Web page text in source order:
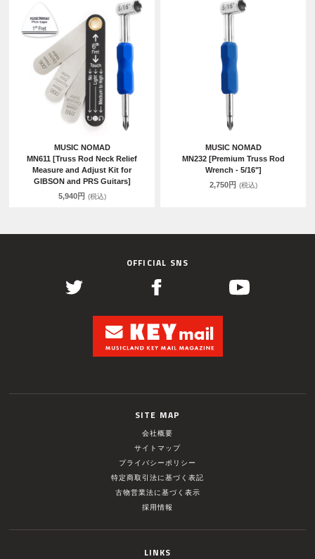
MUSIC NOMAD
MN611 [Truss Rod Neck Relief
Measure and Adjust Kit for
GIBSON and PRS Guitars]
5,940円 (税込)
MUSIC NOMAD
MN232 [Premium Truss Rod
Wrench - 5/16"]
2,750円 (税込)
OFFICIAL SNS
SITE MAP
会社概要
サイトマップ
プライバシーポリシー
特定商取引法に基づく表記
古物営業法に基づく表示
採用情報
LINKS